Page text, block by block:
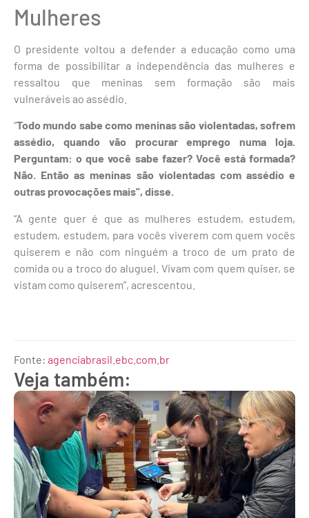
Mulheres
O presidente voltou a defender a educação como uma
forma de possibilitar a independência das mulheres e
ressaltou que meninas sem formação são mais
vulneráveis ao assédio.
“Todo mundo sabe como meninas são violentadas, sofrem
assédio, quando vão procurar emprego numa loja.
Perguntam: o que você sabe fazer? Você está formada?
Não. Então as meninas são violentadas com assédio e
outras provocações mais”, disse.
“A gente quer é que as mulheres estudem, estudem,
estudem, estudem, para vocês viverem com quem vocês
quiserem e não com ninguém a troco de um prato de
comida ou a troco do aluguel. Vivam com quem quiser, se
vistam como quiserem”, acrescentou.
Fonte: agenciabrasil.ebc.com.br
Veja também: